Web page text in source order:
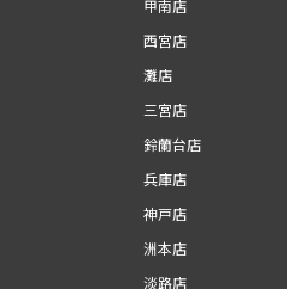
甲南店
西宮店
灘店
三宮店
鈴蘭台店
兵庫店
神戸店
洲本店
淡路店